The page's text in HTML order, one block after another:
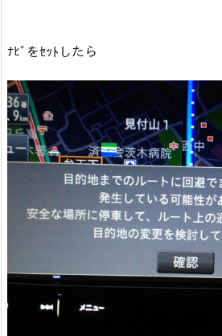
ﾅﾋﾞをｾｯﾄしたら